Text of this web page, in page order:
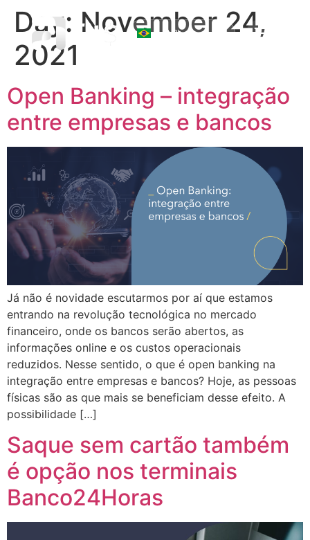
☰
Day: November 24,
2021
Open Banking – integração
entre empresas e bancos
Já não é novidade escutarmos por aí que estamos
entrando na revolução tecnológica no mercado
financeiro, onde os bancos serão abertos, as
informações online e os custos operacionais
reduzidos. Nesse sentido, o que é open banking na
integração entre empresas e bancos? Hoje, as pessoas
físicas são as que mais se beneficiam desse efeito. A
possibilidade […]
Saque sem cartão também
é opção nos terminais
Banco24Horas